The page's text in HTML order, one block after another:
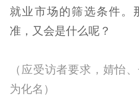
就业市场的筛选条件。
准，又会是什么呢？
（应受访者要求，婧怡
为化名）